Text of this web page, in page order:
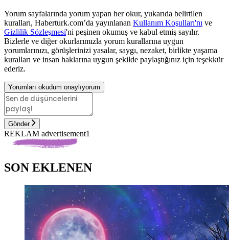
Yorum sayfalarında yorum yapan her okur, yukarıda belirtilen
kuralları, Haberturk.com’da yayınlanan Kullanım Koşulları'nı ve
Gizlilik Sözleşmesi'ni peşinen okumuş ve kabul etmiş sayılır.
Bizlerle ve diğer okurlarımızla yorum kurallarına uygun
yorumlarınızı, görüşlerinizi yasalar, saygı, nezaket, birlikte yaşama
kuralları ve insan haklarına uygun şekilde paylaştığınız için teşekkür
ederiz.
Yorumları okudum onaylıyorum
Gönder
REKLAM advertisement1
SON EKLENEN